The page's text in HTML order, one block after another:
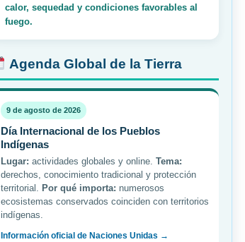
calor, sequedad y condiciones favorables al
fuego.
Agenda Global de la Tierra
9 de agosto de 2026
Día Internacional de los Pueblos
Indígenas
Lugar: actividades globales y online. Tema:
derechos, conocimiento tradicional y protección
territorial. Por qué importa: numerosos
ecosistemas conservados coinciden con territorios
indígenas.
Información oficial de Naciones Unidas →